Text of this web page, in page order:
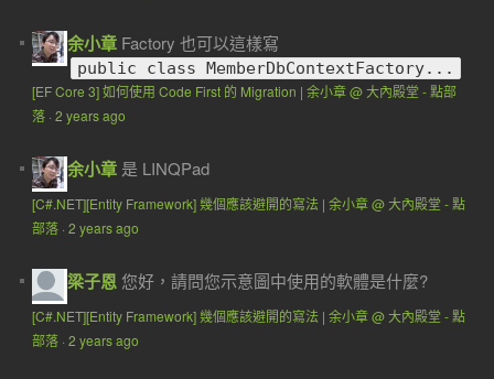
余小章 Factory 也可以這樣寫
public class MemberDbContextFactory...
[EF Core 3] 如何使用 Code First 的 Migration | 余小章 @ 大內殿堂 - 點部
落· 2 years ago
余小章 是 LINQPad
[C#.NET][Entity Framework] 幾個應該避開的寫法 | 余小章 @ 大內殿堂 - 點
部落· 2 years ago
梁子恩 您好，請問您示意圖中使用的軟體是什麼?
[C#.NET][Entity Framework] 幾個應該避開的寫法 | 余小章 @ 大內殿堂 - 點
部落· 2 years ago